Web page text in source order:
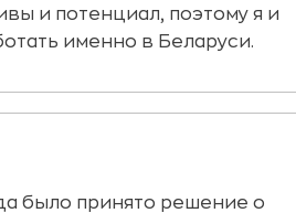
и потенциал, поэтому я и
именно в Беларуси.
было принято решение о